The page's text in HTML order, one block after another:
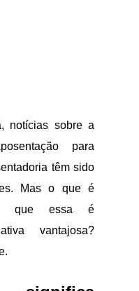
notícias sobre a
para
têm sido
Mas o que é
que essa é
vantajosa?